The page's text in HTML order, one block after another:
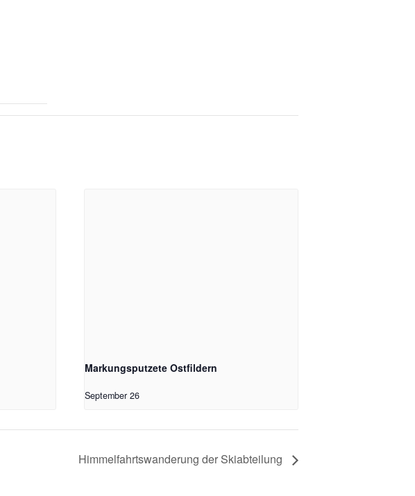
Markungsputzete Ostfildern
September 26
Himmelfahrtswanderung der Skiabteilung